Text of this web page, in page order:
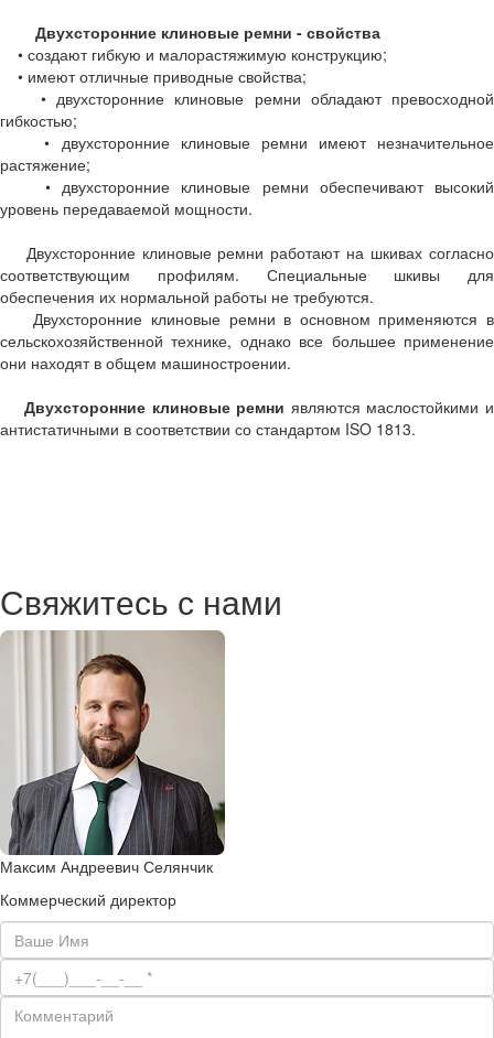
Двухсторонние клиновые ремни - свойства
• создают гибкую и малорастяжимую конструкцию;
• имеют отличные приводные свойства;
• двухсторонние клиновые ремни обладают превосходной
гибкостью;
• двухсторонние клиновые ремни имеют незначительное
растяжение;
• двухсторонние клиновые ремни обеспечивают высокий
уровень передаваемой мощности.
Двухсторонние клиновые ремни работают на шкивах согласно
соответствующим профилям. Специальные шкивы для
обеспечения их нормальной работы не требуются.
Двухсторонние клиновые ремни в основном применяются в
сельскохозяйственной технике, однако все большее применение
они находят в общем машиностроении.
Двухсторонние клиновые ремни являются маслостойкими и
антистатичными в соответствии со стандартом ISO 1813.
Свяжитесь с нами
Максим Андреевич Селянчик
Коммерческий директор